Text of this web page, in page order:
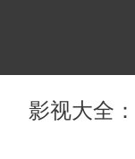
影视大全